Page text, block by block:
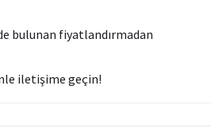
bulunan fiyatlandırmadan
iletişime geçin!